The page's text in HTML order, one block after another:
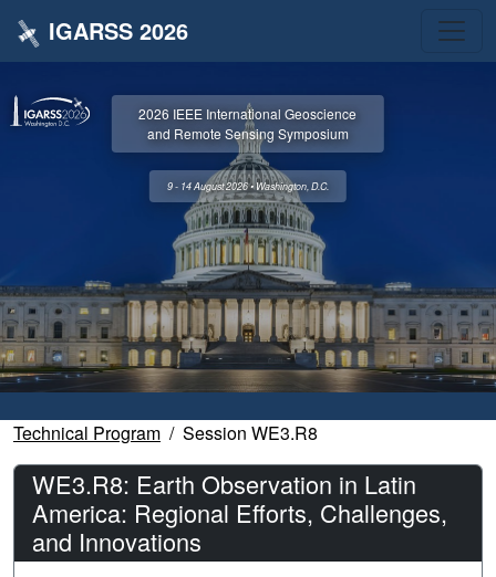
IGARSS 2026
2026 IEEE International Geoscience
and Remote Sensing Symposium
9 - 14 August 2026 • Washington, D.C.
Technical Program Session WE3.R8
WE3.R8: Earth Observation in Latin
America: Regional Efforts, Challenges,
and Innovations